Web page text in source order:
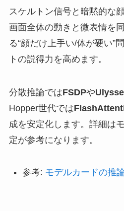
スケルトン信号と暗黙的な
画面全体の動きと微表情を
る“顔だけ上手い/体が硬い”
トの説得力を高めます。
分散推論ではFSDPや
Hopper世代では
成を安定化します。詳細は
定が参考になります。
参考: モデルカードの推